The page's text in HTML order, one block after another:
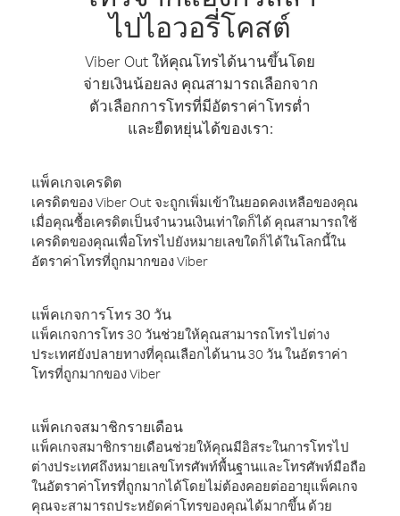
ไปไอวอรี่โคสต์
Viber Out ให้คุณโทรได้นานขึ้นโดย
จ่ายเงินน้อยลง คุณสามารถเลือกจาก
ตัวเลือกการโทรที่มีอัตราค่าโทรต่ำ
และยืดหยุ่นได้ของเรา:
แพ็คเกจเครดิต
เครดิตของ Viber Out จะถูกเพิ่มเข้าในยอดคงเหลือของคุณ
เมื่อคุณซื้อเครดิตเป็นจำนวนเงินเท่าใดก็ได้ คุณสามารถใช้
เครดิตของคุณเพื่อโทรไปยังหมายเลขใดก็ได้ในโลกนี้ใน
อัตราค่าโทรที่ถูกมากของ Viber
แพ็คเกจการโทร 30 วัน
แพ็คเกจการโทร 30 วันช่วยให้คุณสามารถโทรไปต่าง
ประเทศยังปลายทางที่คุณเลือกได้นาน 30 วัน ในอัตราค่า
โทรที่ถูกมากของ Viber
แพ็คเกจสมาชิกรายเดือน
แพ็คเกจสมาชิกรายเดือนช่วยให้คุณมีอิสระในการโทรไป
ต่างประเทศถึงหมายเลขโทรศัพท์พื้นฐานและโทรศัพท์มือถือ
ในอัตราค่าโทรที่ถูกมากได้โดยไม่ต้องคอยต่ออายุแพ็คเกจ
คุณจะสามารถประหยัดค่าโทรของคุณได้มากขึ้น ด้วย